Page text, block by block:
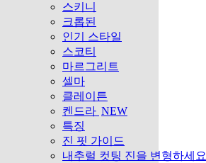
스키니
크롭된
인기 스타일
스코티
마르그리트
셀마
클레이튼
켄드라 NEW
특징
진 핏 가이드
내추럴 컷팅 진을 변형하세요